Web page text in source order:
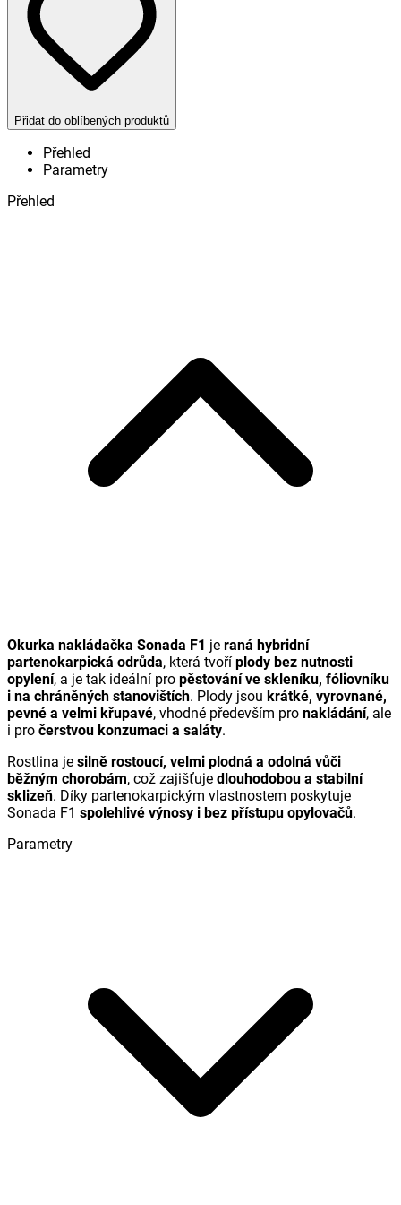
Přidat do oblíbených produktů
Přehled
Parametry
Přehled
Okurka nakládačka Sonada F1 je raná hybridní
partenokarpická odrůda, která tvoří plody bez nutnosti
opylení, a je tak ideální pro pěstování ve skleníku, fóliovníku
i na chráněných stanovištích. Plody jsou krátké, vyrovnané,
pevné a velmi křupavé, vhodné především pro nakládání, ale
i pro čerstvou konzumaci a saláty.
Rostlina je silně rostoucí, velmi plodná a odolná vůči
běžným chorobám, což zajišťuje dlouhodobou a stabilní
sklizeň. Díky partenokarpickým vlastnostem poskytuje
Sonada F1 spolehlivé výnosy i bez přístupu opylovačů.
Parametry